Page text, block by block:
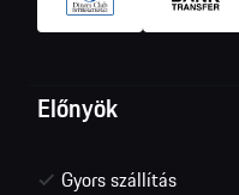
Előnyök
Gyors szállítás